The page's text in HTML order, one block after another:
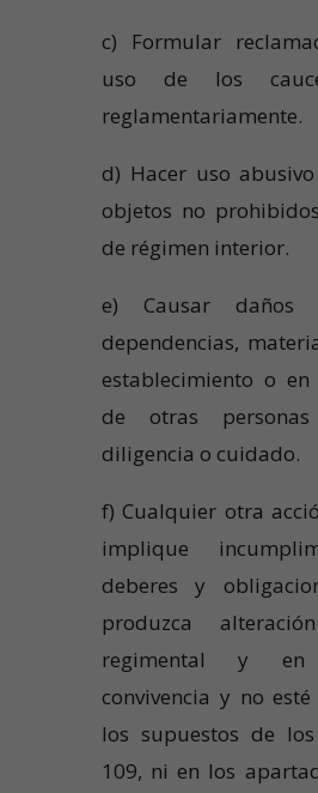
c) Formular
uso de los
reglamentariamente.
d) Hacer uso
objetos no
de régimen interior.
e) Causar daños
dependencias,
establecimiento o en
de otras
diligencia o cuidado.
f) Cualquier otra
implique
deberes y
produzca
regimental y
convivencia y no
los supuestos de
109, ni en los